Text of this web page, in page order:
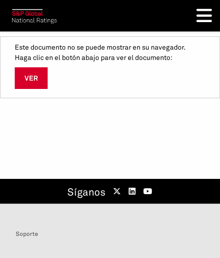
Este documento no se puede mostrar en su navegador.
Haga clic en el botón abajo para ver el documento:
VER
Síganos
Soporte